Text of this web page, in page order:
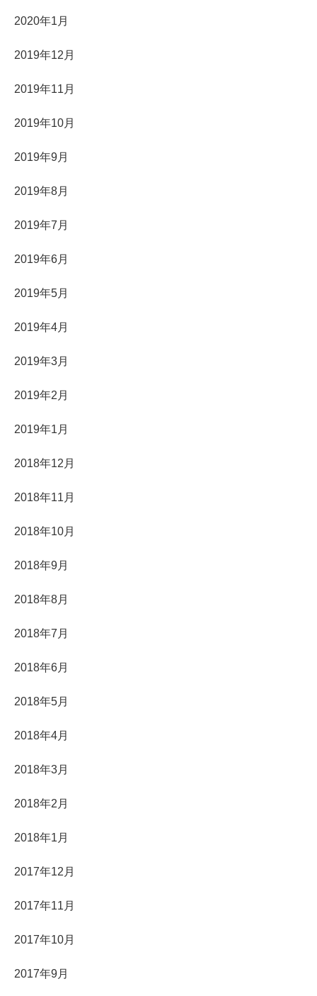
2020年1月
2019年12月
2019年11月
2019年10月
2019年9月
2019年8月
2019年7月
2019年6月
2019年5月
2019年4月
2019年3月
2019年2月
2019年1月
2018年12月
2018年11月
2018年10月
2018年9月
2018年8月
2018年7月
2018年6月
2018年5月
2018年4月
2018年3月
2018年2月
2018年1月
2017年12月
2017年11月
2017年10月
2017年9月